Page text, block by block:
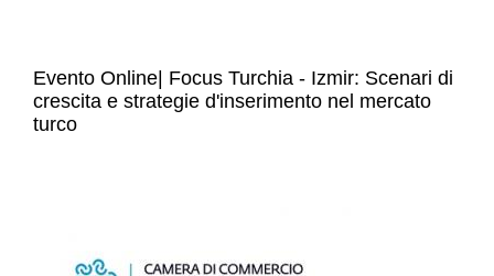
Evento Online| Focus Turchia - Izmir: Scenari di
crescita e strategie d'inserimento nel mercato
turco